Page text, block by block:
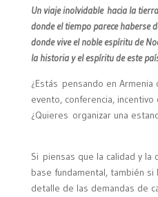
Un viaje inolvidable hacia la
donde el tiempo parece haberse
donde vive el noble espíritu de
la historia y el espíritu de este
¿Estás pensando en
evento, conferencia,
¿Quieres organizar una
Si piensas que la calidad y la
base fundamental, también
detalle de las demandas de